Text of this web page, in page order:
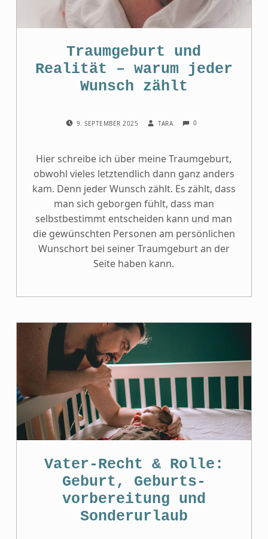
Traumgeburt und
Realität – war⁠um jeder
Wunsch zählt
9. SEPTEMBER 2025 TARA 0
Hier schreibe ich über meine Traumgeburt,
obwohl vieles letztendlich dann ganz anders
kam. Denn jeder Wunsch zählt. Es zählt, dass
man sich geborgen fühlt, dass man
selbstbestimmt entscheiden kann und man
die gewünschten Personen am persönlichen
Wunschort bei seiner Traumgeburt an der
Seite haben kann.
Vater-Recht & Rolle:
Geburt, Geburts­
vorbereitung und
Sonderurlaub